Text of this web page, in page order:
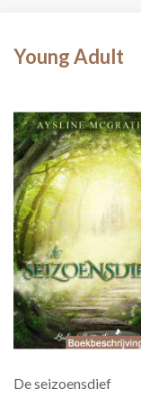
Young Adult
De seizoensdief